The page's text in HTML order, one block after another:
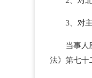
3、对
当事人
法》第七十